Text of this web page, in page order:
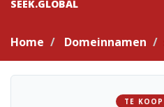
SEEK.GLOBAL
Home Domeinnamen
TE KOOP